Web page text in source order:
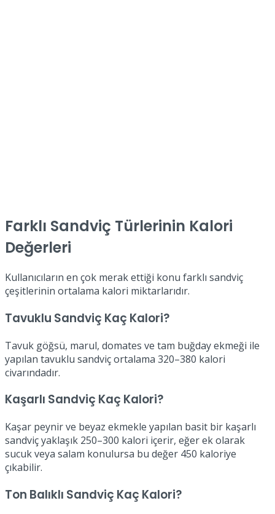
Farklı Sandviç Türlerinin Kalori
Değerleri
Kullanıcıların en çok merak ettiği konu farklı sandviç
çeşitlerinin ortalama kalori miktarlarıdır.
Tavuklu Sandviç Kaç Kalori?
Tavuk göğsü, marul, domates ve tam buğday ekmeği ile
yapılan tavuklu sandviç ortalama 320–380 kalori
civarındadır.
Kaşarlı Sandviç Kaç Kalori?
Kaşar peynir ve beyaz ekmekle yapılan basit bir kaşarlı
sandviç yaklaşık 250–300 kalori içerir, eğer ek olarak
sucuk veya salam konulursa bu değer 450 kaloriye
çıkabilir.
Ton Balıklı Sandviç Kaç Kalori?